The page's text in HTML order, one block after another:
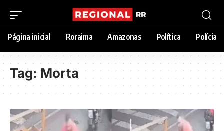
Página inicial Roraima Amazonas Política Polícia
Tag: Morta